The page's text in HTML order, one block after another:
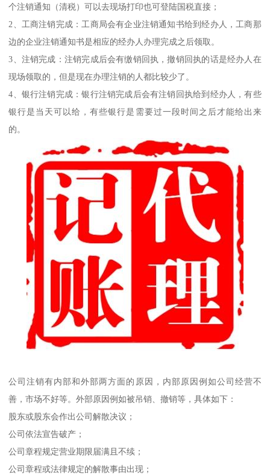
个注销通知（清税）可以去现场打印也可登陆国税直接；
2、工商注销完成：工商局会有企业注销通知书给到经办人，工商那
边的企业注销通知书是相应的经办人办理完成之后领取。
3、注销完成：注销完成后会有缴销回执，撤销回执的话是经办人在
现场领取的，但是现在办理注销的人都比较少了。
4、银行注销完成：银行注销完成后会有注销回执给到经办人，有些
银行是当天可以给，有些银行是需要过一段时间之后才能给出来
的。
公司注销有内部和外部两方面的原因，内部原因例如公司经营不
善，市场不好等。外部原因例如被吊销、撤销等，具体如下：
股东或股东会作出公司解散决议；
公司依法宣告破产；
公司章程规定营业期限届满且不续；
公司章程或法律规定的解散事由出现；